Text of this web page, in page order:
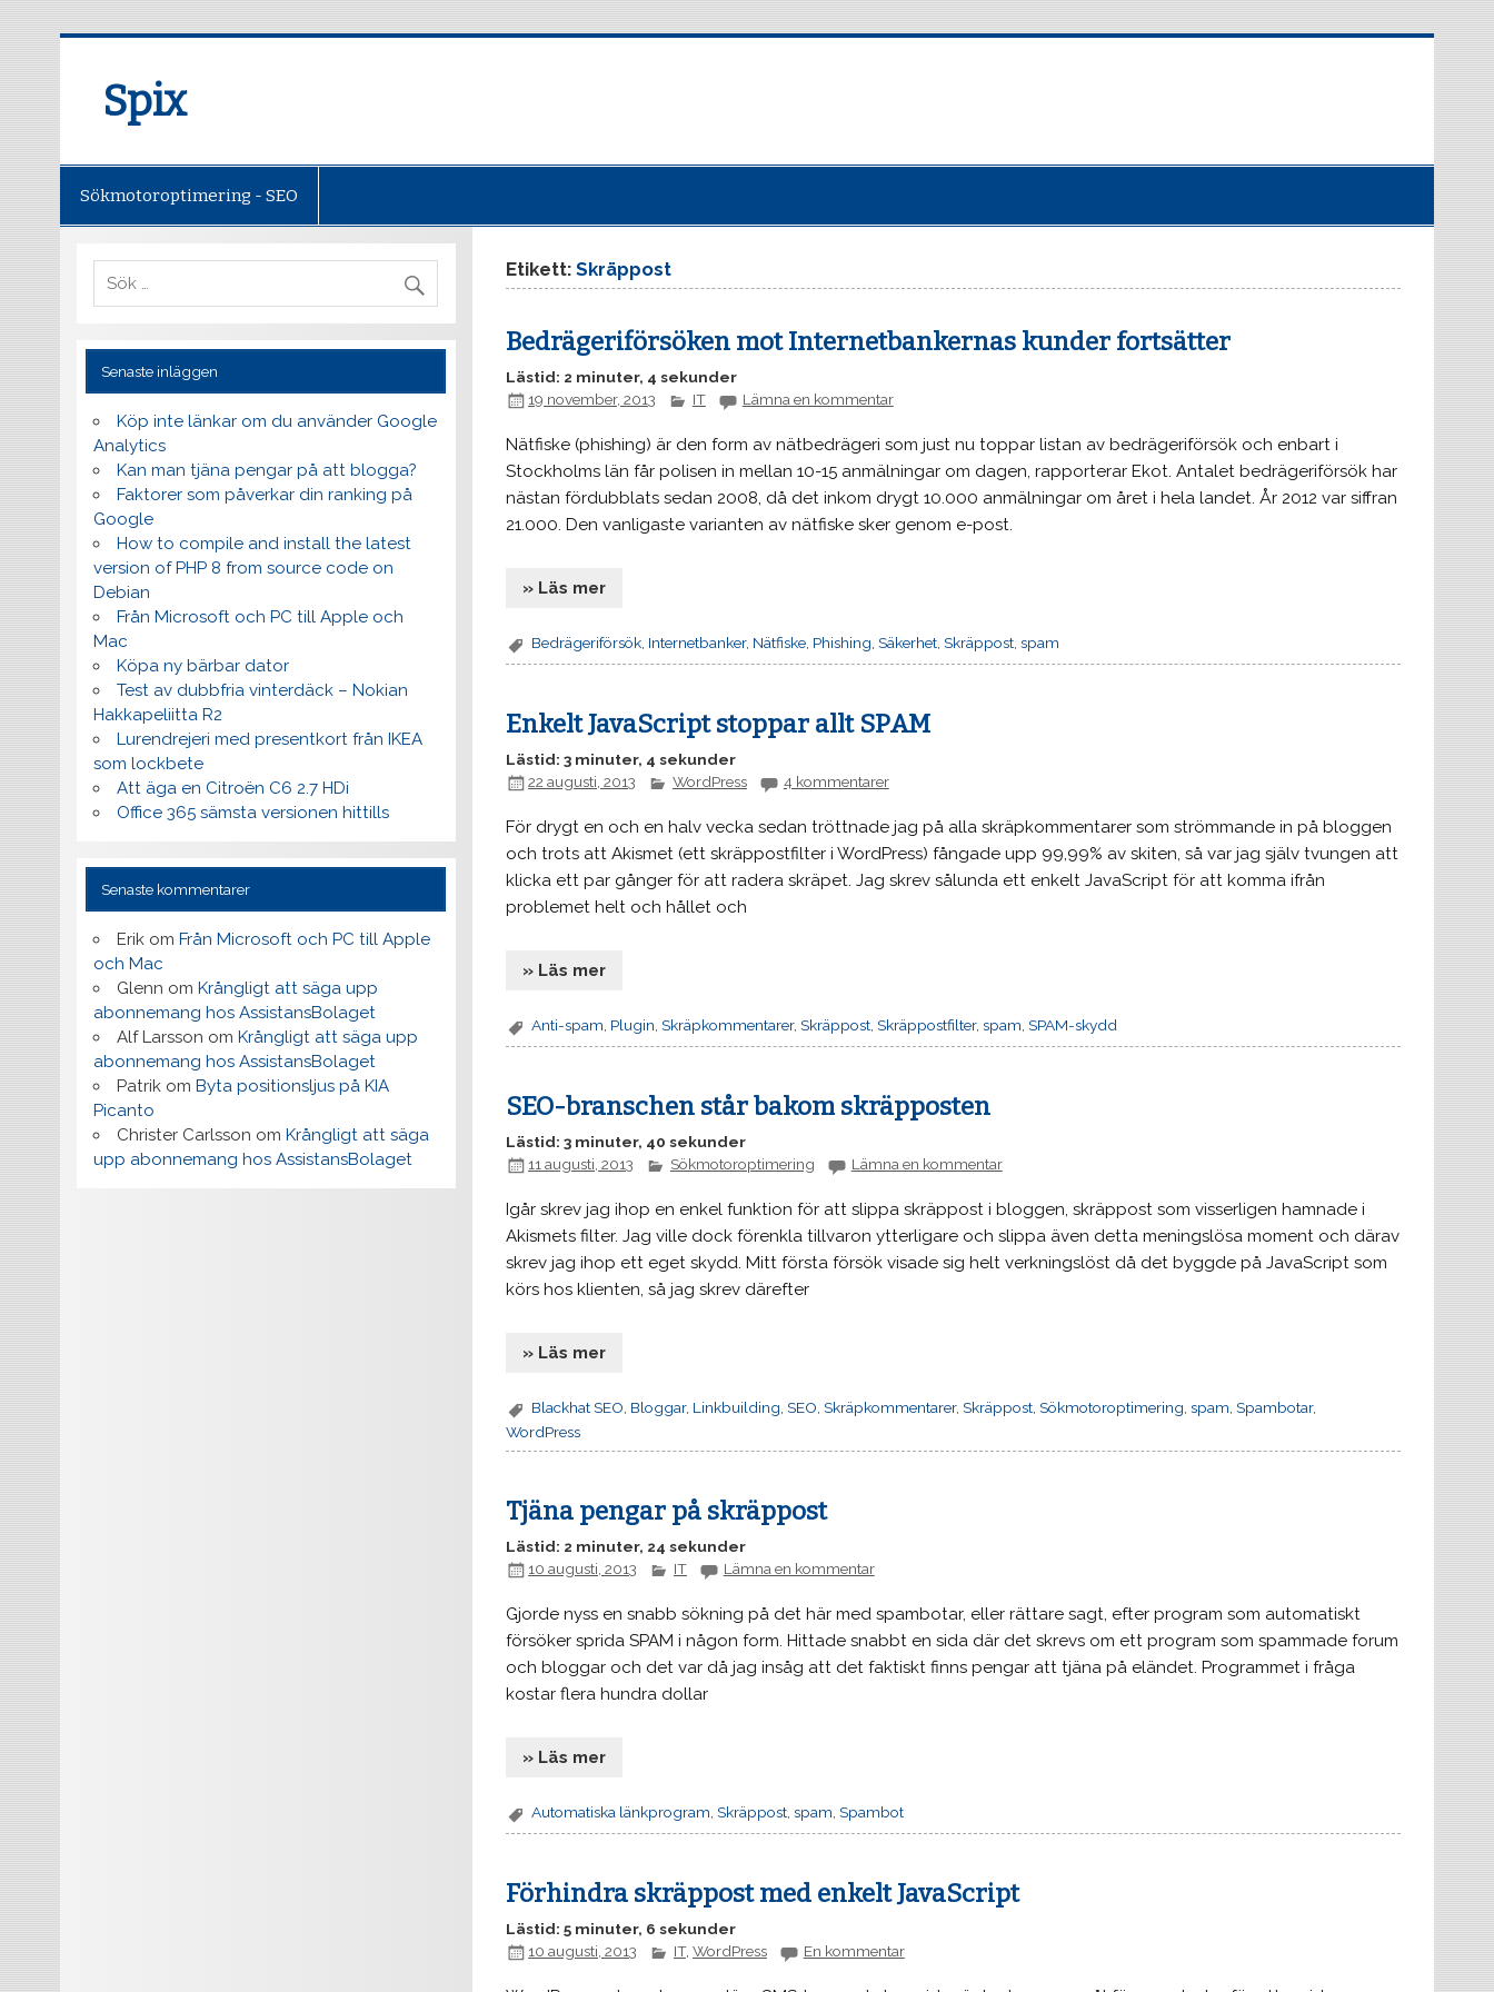
Spix
Sökmotoroptimering - SEO
Etikett:Skräppost
Bedrägeriförsöken mot Internetbankernas kunder fortsätter
Lästid: 2 minuter, 4 sekunder
19 november, 2013
IT Lämna en kommentar
Nätfiske (phishing) är den form av nätbedrägeri som just nu toppar listan av bedrägeriförsök och enbart i
Stockholms län får polisen in mellan 10-15 anmälningar om dagen, rapporterar Ekot. Antalet bedrägeriförsök har
nästan fördubblats sedan 2008, då det inkom drygt 10.000 anmälningar om året i hela landet. År 2012 var siffran
21.000. Den vanligaste varianten av nätfiske sker genom e-post.
» Läs mer
Bedrägeriförsök, Internetbanker, Nätfiske, Phishing,Säkerhet,Skräppost,spam
Enkelt JavaScript stoppar allt SPAM
Lästid: 3 minuter, 4 sekunder
22 augusti, 2013
WordPress 4 kommentarer
För drygt en och en halv vecka sedan tröttnade jag på alla skräpkommentarer som strömmande in på bloggen
och trots att Akismet (ett skräppostfilter i WordPress) fångade upp 99,99% av skiten, så var jag själv tvungen att
klicka ett par gånger för att radera skräpet. Jag skrev sålunda ett enkelt JavaScript för att komma ifrån
problemet helt och hållet och
» Läs mer
Anti-spam, Plugin,Skräpkommentarer,Skräppost,Skräppostfilter,spam,SPAM-skydd
SEO-branschen står bakom skräpposten
Lästid: 3 minuter, 40 sekunder
11 augusti, 2013
Sökmotoroptimering Lämna en kommentar
Igår skrev jag ihop en enkel funktion för att slippa skräppost i bloggen, skräppost som visserligen hamnade i
Akismets filter. Jag ville dock förenkla tillvaron ytterligare och slippa även detta meningslösa moment och därav
skrev jag ihop ett eget skydd. Mitt första försök visade sig helt verkningslöst då det byggde på JavaScript som
körs hos klienten, så jag skrev därefter
» Läs mer
Blackhat SEO, Bloggar, Linkbuilding,SEO,Skräpkommentarer,Skräppost,Sökmotoroptimering,spam,Spambotar,
WordPress
Tjäna pengar på skräppost
Lästid: 2 minuter, 24 sekunder
10 augusti, 2013
IT Lämna en kommentar
Gjorde nyss en snabb sökning på det här med spambotar, eller rättare sagt, efter program som automatiskt
försöker sprida SPAM i någon form. Hittade snabbt en sida där det skrevs om ett program som spammade forum
och bloggar och det var då jag insåg att det faktiskt finns pengar att tjäna på eländet. Programmet i fråga
kostar flera hundra dollar
» Läs mer
Automatiska länkprogram,Skräppost,spam,Spambot
Förhindra skräppost med enkelt JavaScript
Lästid: 5 minuter, 6 sekunder
10 augusti, 2013
IT, WordPress En kommentar
Senaste inläggen
Köp inte länkar om du använder Google
Analytics
Kan man tjäna pengar på att blogga?
Faktorer som påverkar din ranking på
Google
How to compile and install the latest
version of PHP 8 from source code on
Debian
Från Microsoft och PC till Apple och
Mac
Köpa ny bärbar dator
Test av dubbfria vinterdäck – Nokian
Hakkapeliitta R2
Lurendrejeri med presentkort från IKEA
som lockbete
Att äga en Citroën C6 2.7 HDi
Office 365 sämsta versionen hittills
Senaste kommentarer
Erik omFrån Microsoft och PC till Apple
och Mac
Glenn omKrångligt att säga upp
abonnemang hos AssistansBolaget
Alf Larsson omKrångligt att säga upp
abonnemang hos AssistansBolaget
Patrik omByta positionsljus på KIA
Picanto
Christer Carlsson omKrångligt att säga
upp abonnemang hos AssistansBolaget